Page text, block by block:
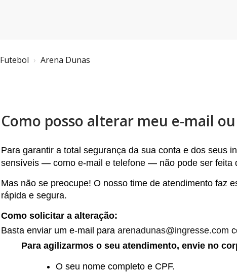
Futebol Arena Dunas
Como posso alterar meu e-mail
Para garantir a total segurança da sua conta e dos seus
sensíveis — como e-mail e telefone — não pode ser feita
Mas não se preocupe! O nosso time de atendimento faz
rápida e segura.
Como solicitar a alteração:
Basta enviar um e-mail para arenadunas@ingresse.com
Para agilizarmos o seu atendimento, envie no
O seu nome completo e CPF.